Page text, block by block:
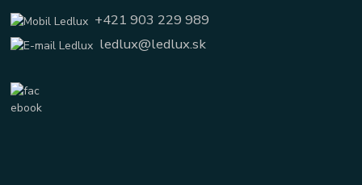
+421 903 229 989
ledlux@ledlux.sk